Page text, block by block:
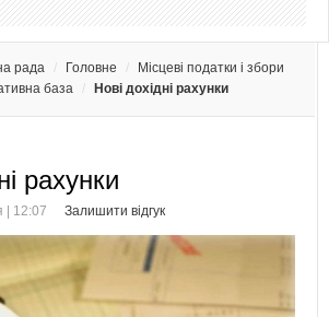
рада Головне
Місцеві податки і збори
база Нові дохідні рахунки
рахунки
| 12:07 Залишити відгук